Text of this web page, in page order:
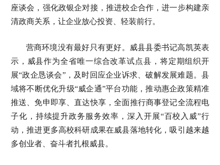
座谈会，强化政银企对接，推进校企合作，进一步构建亲
清政商关系，让企业放心投资、轻装前行。
营商环境没有最好只有更好。威县县委书记高凯英表
示，威县作为全省唯一综合改革试点县，将定期组织开
展“政企恳谈会”，及时回应企业诉求、破解发展难题。县
域将不断优化升级“威企通”平台功能，推动惠企政策精准
推送、免申即享、直达快享，全面推行商事登记全流程电
子化，持续提升政务服务效率，深入开展“百校入威”行
动，推进更多高校科研成果在威县落地转化，吸引越来越
多创业者、奋斗者扎根威县。